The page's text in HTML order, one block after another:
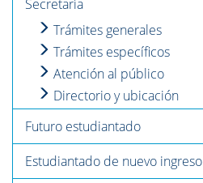
Secretaría
Trámites generales
Trámites específicos
Atención al público
Directorio y ubicación
Futuro estudiantado
Estudiantado de nuevo ingreso